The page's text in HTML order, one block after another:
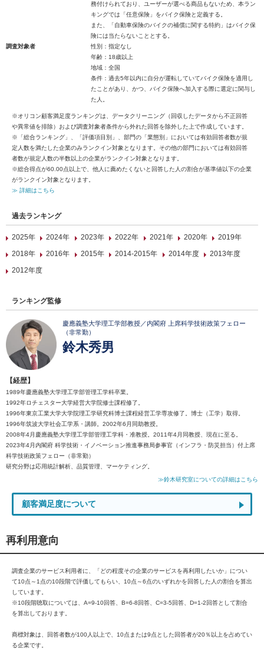
務付けられており、ユーザーが選べる商品もないため、本ラン
キングでは「任意保険」をバイク保険と定義する。
また、「自動車保険のバイクの補償に関する特約」はバイク保
険には当たらないこととする。
調査対象者
性別：指定なし
年齢：18歳以上
地域：全国
条件：過去5年以内に自分が運転していてバイク保険を適用し
たことがあり、かつ、バイク保険へ加入する際に選定に関与し
た人。
※オリコン顧客満足度ランキングは、データクリーニング（回収したデータから不正回答
や異常値を排除）および調査対象者条件から外れた回答を除外した上で作成しています。
※「総合ランキング」、「評価項目別」、部門の「業態別」においては有効回答者数が規
定人数を満たした企業のみランクイン対象となります。その他の部門においては有効回答
者数が規定人数の半数以上の企業がランクイン対象となります。
※総合得点が60.00点以上で、他人に薦めたくないと回答した人の割合が基準値以下の企業
がランクイン対象となります。
≫ 詳細はこちら
過去ランキング
2025年 2024年 2023年 2022年 2021年 2020年
2019年
2018年
2016年 2015年 2014-2015年 2014年度
2013年度
2012年度
ランキング監修
慶應義塾大学理工学部教授／内閣府 上席科学技術政策フェロー
（非常勤）
鈴木秀男
【経歴】
1989年慶應義塾大学理工学部管理工学科卒業。
1992年ロチェスター大学経営大学院修士課程修了。
1996年東京工業大学大学院理工学研究科博士課程経営工学専攻修了。博士（工学）取得。
1996年筑波大学社会工学系・講師。2002年6月同助教授。
2008年4月慶應義塾大学理工学部管理工学科・准教授。2011年4月同教授、現在に至る。
2023年4月内閣府 科学技術・イノベーション推進事務局参事官（インフラ・防災担当）付上席
科学技術政策フェロー（非常勤）
研究分野は応用統計解析、品質管理、マーケティング。
≫鈴木研究室についての詳細はこちら
顧客満足度について
再利用意向
調査企業のサービス利用者に、「どの程度その企業のサービスを再利用したいか」につい
て10点～1点の10段階で評価してもらい、10点～6点のいずれかを回答した人の割合を算出
しています。
※10段階聴取については、A=9-10回答、B=6-8回答、C=3-5回答、D=1-2回答として割合
を算出しております。
商標対象は、回答者数が100人以上で、10点または9点とした回答者が20％以上を占めてい
る企業です。